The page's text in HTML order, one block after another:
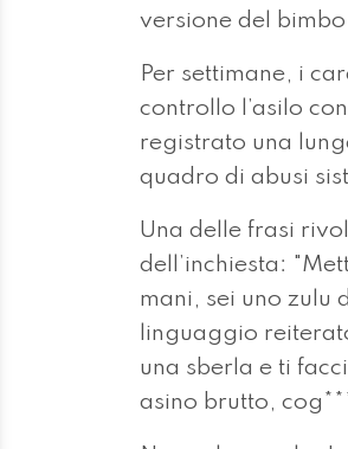
versione del bimbo
Per settimane, i
controllo l’asilo
registrato una
quadro di abusi
Una delle frasi
dell’inchiesta:
mani, sei uno zulu
linguaggio
una sberla e ti
asino brutto,